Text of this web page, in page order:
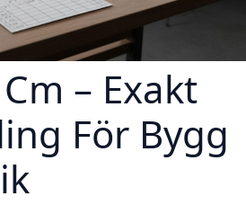
– Exakt
För Bygg